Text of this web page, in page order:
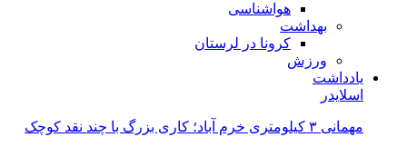
هواشناسی
بهداشت
کرونا در لرستان
ورزش
یادداشت
اسلایدر
مهمانی ۳ کیلومتری خرم آباد؛ کاری بزرگ با چند نقد کوچک